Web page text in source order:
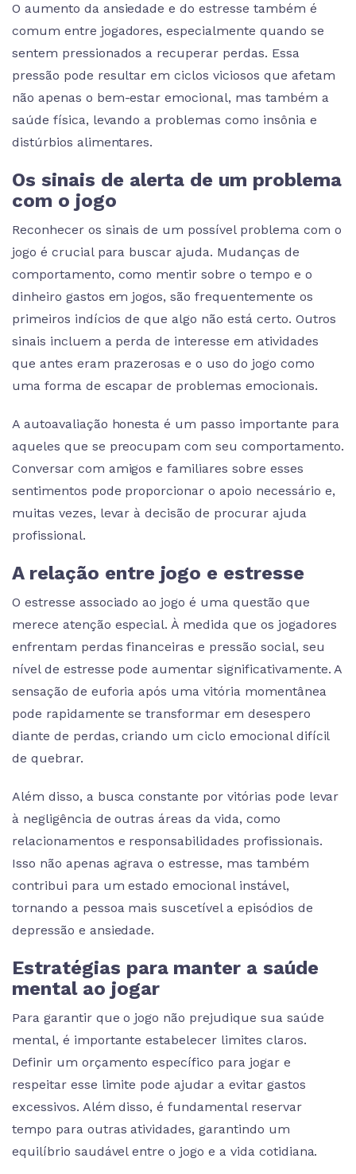
O aumento da ansiedade e do estresse também é
comum entre jogadores, especialmente quando se
sentem pressionados a recuperar perdas. Essa
pressão pode resultar em ciclos viciosos que afetam
não apenas o bem-estar emocional, mas também a
saúde física, levando a problemas como insônia e
distúrbios alimentares.
Os sinais de alerta de um problema
com o jogo
Reconhecer os sinais de um possível problema com o
jogo é crucial para buscar ajuda. Mudanças de
comportamento, como mentir sobre o tempo e o
dinheiro gastos em jogos, são frequentemente os
primeiros indícios de que algo não está certo. Outros
sinais incluem a perda de interesse em atividades
que antes eram prazerosas e o uso do jogo como
uma forma de escapar de problemas emocionais.
A autoavaliação honesta é um passo importante para
aqueles que se preocupam com seu comportamento.
Conversar com amigos e familiares sobre esses
sentimentos pode proporcionar o apoio necessário e,
muitas vezes, levar à decisão de procurar ajuda
profissional.
A relação entre jogo e estresse
O estresse associado ao jogo é uma questão que
merece atenção especial. À medida que os jogadores
enfrentam perdas financeiras e pressão social, seu
nível de estresse pode aumentar significativamente. A
sensação de euforia após uma vitória momentânea
pode rapidamente se transformar em desespero
diante de perdas, criando um ciclo emocional difícil
de quebrar.
Além disso, a busca constante por vitórias pode levar
à negligência de outras áreas da vida, como
relacionamentos e responsabilidades profissionais.
Isso não apenas agrava o estresse, mas também
contribui para um estado emocional instável,
tornando a pessoa mais suscetível a episódios de
depressão e ansiedade.
Estratégias para manter a saúde
mental ao jogar
Para garantir que o jogo não prejudique sua saúde
mental, é importante estabelecer limites claros.
Definir um orçamento específico para jogar e
respeitar esse limite pode ajudar a evitar gastos
excessivos. Além disso, é fundamental reservar
tempo para outras atividades, garantindo um
equilíbrio saudável entre o jogo e a vida cotidiana.